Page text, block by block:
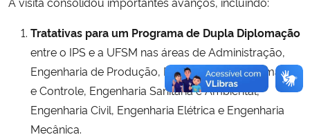
Tratativas para um Programa de Dupla Diplomação
entre o IPS e a UFSM nas áreas de Administração,
Engenharia de Produção, Engenharia de Automação
e Controle, Engenharia Sanitária e Ambiental,
Engenharia Civil, Engenharia Elétrica e Engenharia
Mecânica.